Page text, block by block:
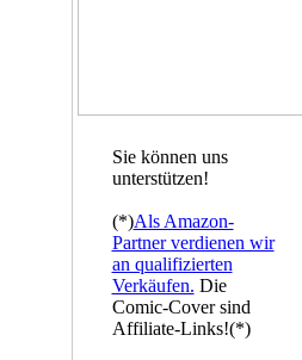
Sie können uns
unterstützen!
(*)Als Amazon-
Partner verdienen wir
an qualifizierten
Verkäufen. Die
Comic-Cover sind
Affiliate-Links!(*)